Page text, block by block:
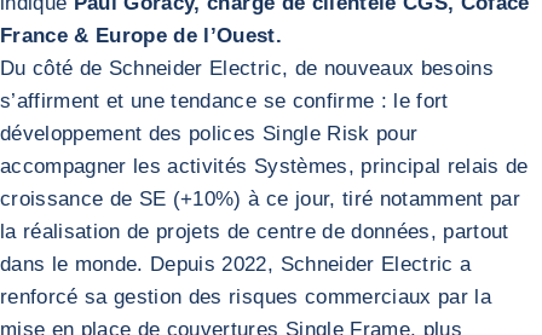
France & Europe de l’Ouest.
Du côté de Schneider Electric, de nouveaux besoins
s’affirment et une tendance se confirme : le fort
développement des polices Single Risk pour
accompagner les activités Systèmes, principal relais de
croissance de SE (+10%) à ce jour, tiré notamment par
la réalisation de projets de centre de données, partout
dans le monde. Depuis 2022, Schneider Electric a
renforcé sa gestion des risques commerciaux par la
mise en place de couvertures Single Frame, plus